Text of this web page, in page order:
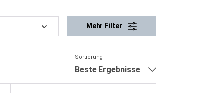
Mehr Filter
Sortierung
Beste Ergebnisse